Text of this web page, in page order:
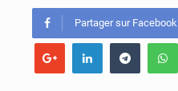
Partager sur Facebook